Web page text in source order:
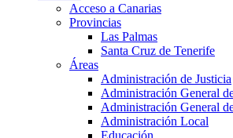
Acceso a Canarias
Provincias
Las Palmas
Santa Cruz de Tenerife
Áreas
Administración de Justicia
Administración General
Administración General
Administración Local